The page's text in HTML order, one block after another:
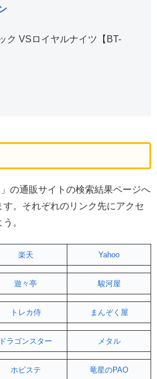
ク VSロイヤルナイツ【BT-
の通販サイトの検索結果ページへ
。それぞれのリンク先にアクセ
。
楽天 Yahoo
遊々亭 駿河屋
トレカ侍 まんぞく屋
ドラゴンスター メタル
ホビステ 竜星のPAO